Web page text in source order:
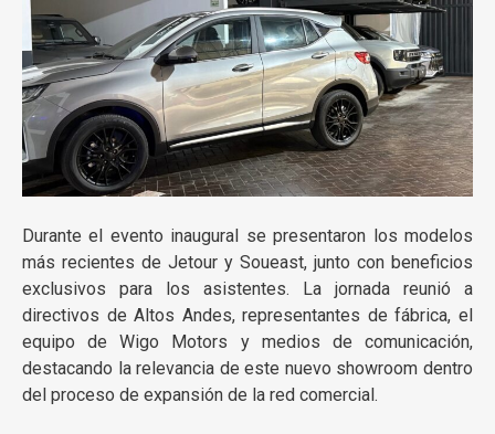
Durante el evento inaugural se presentaron los modelos
más recientes de Jetour y Soueast, junto con beneficios
exclusivos para los asistentes. La jornada reunió a
directivos de Altos Andes, representantes de fábrica, el
equipo de Wigo Motors y medios de comunicación,
destacando la relevancia de este nuevo showroom dentro
del proceso de expansión de la red comercial.